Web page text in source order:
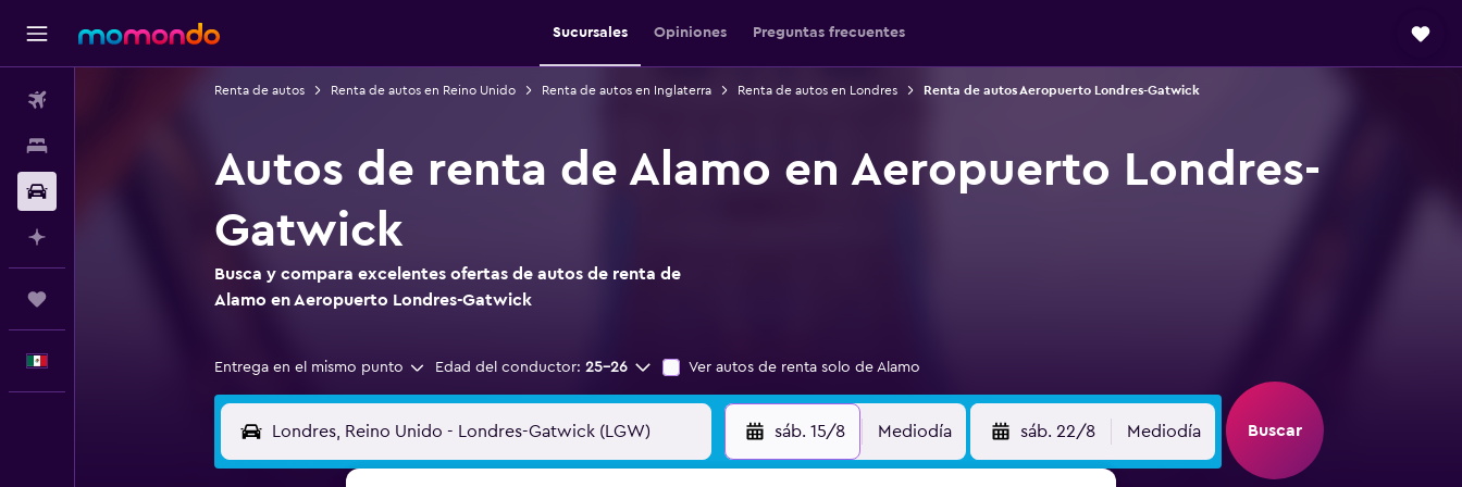
Sucursales Opiniones Preguntas frecuentes
Renta de autos Renta de autos en Reino Unido Renta de autos en Inglaterra Renta de autos en Londres Renta de autos Aeropuerto Londres-Gatwick
Autos de renta de Alamo en Aeropuerto Londres-
Gatwick
Busca y compara excelentes ofertas de autos de renta de
Alamo en Aeropuerto Londres-Gatwick
Entrega en el mismo punto Edad del conductor: 25-26 Ver autos de renta solo de Alamo
sáb. 15/8 Mediodía sáb. 22/8 Mediodía Buscar